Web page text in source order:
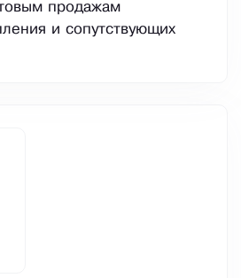
продажам
и сопутствующих